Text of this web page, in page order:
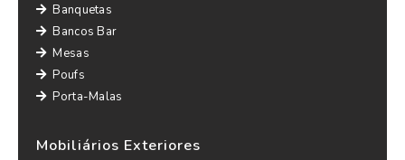
Banquetas
Bancos Bar
Mesas
Poufs
Porta-Malas
Mobiliários Exteriores